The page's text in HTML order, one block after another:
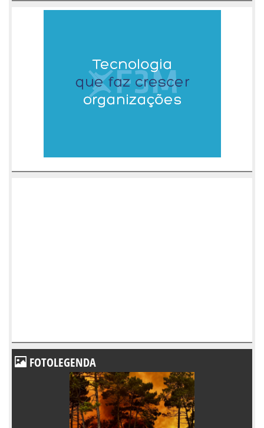
FOTOLEGENDA